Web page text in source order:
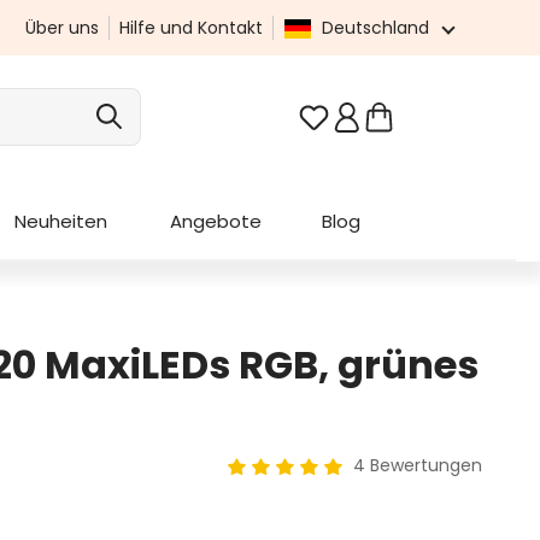
Über uns Hilfe und Kontakt Deutschland
Du hast 0 Produkte
Neuheiten Angebote Blog
MaxiLEDs RGB, grünes
4 Bewertungen